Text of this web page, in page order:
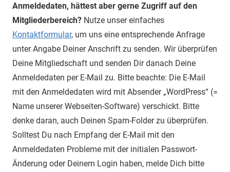
Anmeldedaten, hättest aber gerne Zugriff auf den
Mitgliederbereich? Nutze unser einfaches
Kontaktformular, um uns eine entsprechende Anfrage
unter Angabe Deiner Anschrift zu senden. Wir überprüfen
Deine Mitgliedschaft und senden Dir danach Deine
Anmeldedaten per E-Mail zu. Bitte beachte: Die E-Mail
mit den Anmeldedaten wird mit Absender „WordPress“ (=
Name unserer Webseiten-Software) verschickt. Bitte
denke daran, auch Deinen Spam-Folder zu überprüfen.
Solltest Du nach Empfang der E-Mail mit den
Anmeldedaten Probleme mit der initialen Passwort-
Änderung oder Deinem Login haben, melde Dich bitte